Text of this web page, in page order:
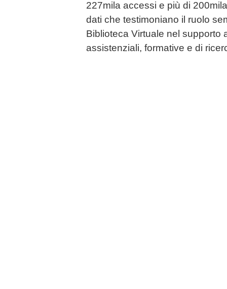
227mila accessi e più di
dati che testimoniano il ruolo
Biblioteca Virtuale nel supporto
assistenziali, formative e di